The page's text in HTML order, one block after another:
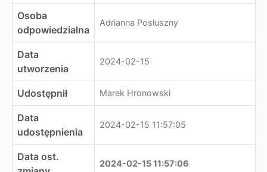
Osoba
odpowiedzialna
Adrianna Posłuszny
Data
utworzenia
2024-02-15
Udostępnił Marek Hronowski
Data
udostępnienia
2024-02-15 11:57:05
Data ost.
2024-02-15 11:57:06